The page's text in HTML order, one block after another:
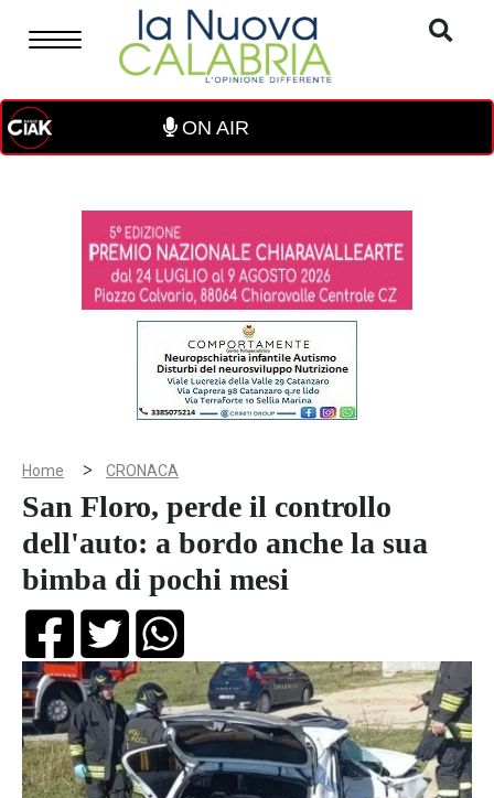
ON AIR
Home > CRONACA
San Floro, perde il controllo
dell'auto: a bordo anche la sua
bimba di pochi mesi